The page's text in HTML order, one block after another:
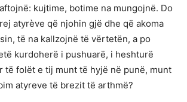
kujtime, botime na mungojnë. Do
atyrève që njohin gjë dhe që akoma
të na kallzojnë të vërtetën, a po
kurdoherë i pushuarë, i heshturë
të folët e tij munt të hyjë në punë, munt
atyreve të brezit të arthmë?